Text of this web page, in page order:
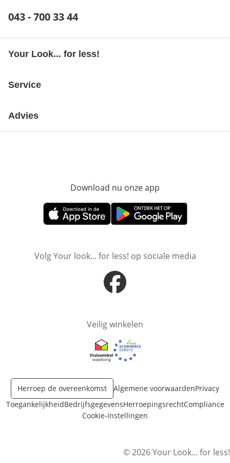
Telefoonnummer:
043 - 700 33 44
Your Look... for less!
Service
Advies
Download nu onze app
Opent in nieuw vensterOpent in nieuw venster
Volg Your look... for less! op sociale media
Opent in nieuw venster
Veilig winkelen
Opent in nieuw venster
Opent in nieuw venster
Herroep de overeenkomst Algemene voorwaardenPrivacy
ToegankelijkheidBedrijfsgegevensHerroepingsrechtCompliance
Cookie-instellingen
© 2026 Your Look... for less!